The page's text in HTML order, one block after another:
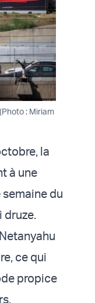
: Miriam
la
à une
du
druze.
ce qui
propice